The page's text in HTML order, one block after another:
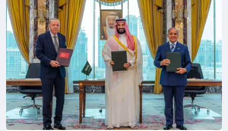
Снимка: Саудитска новинарска агенция